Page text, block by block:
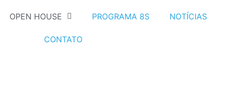
OPEN HOUSE PROGRAMA 8S NOTÍCIAS
CONTATO